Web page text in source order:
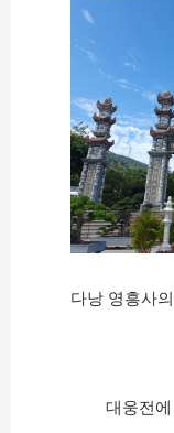
다낭 영흥사
대웅전